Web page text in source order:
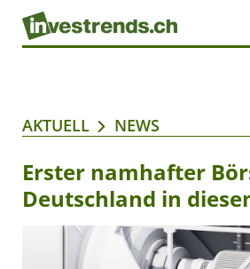
AKTUELL NEWS
Erster namhafter
Deutschland in